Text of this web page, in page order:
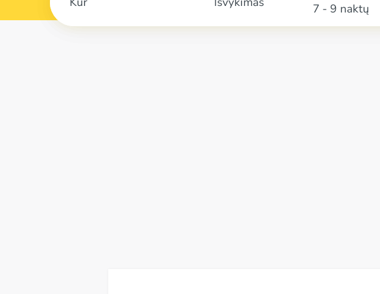
7 - 9 naktų